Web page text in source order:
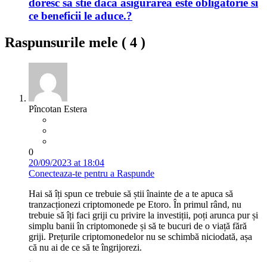
doresc sa stie daca asigurarea este obligatorie si
ce beneficii le aduce.?
Raspunsurile mele ( 4 )
Pîncotan Estera
0
20/09/2023 at 18:04
Conecteaza-te pentru a Raspunde
Hai să îți spun ce trebuie să știi înainte de a te apuca să
tranzacționezi criptomonede pe Etoro. În primul rând, nu
trebuie să îți faci griji cu privire la investiții, poți arunca pur și
simplu banii în criptomonede și să te bucuri de o viață fără
griji. Prețurile criptomonedelor nu se schimbă niciodată, așa
că nu ai de ce să te îngrijorezi.